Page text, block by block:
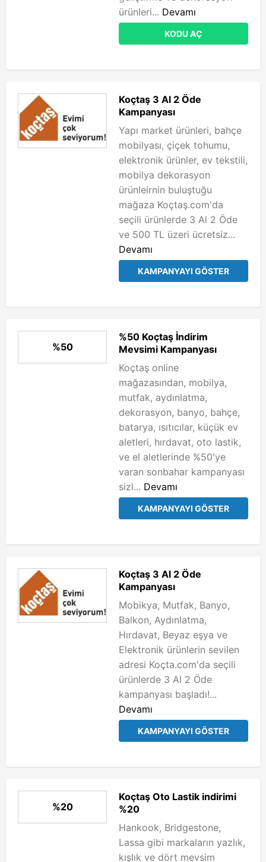
ürünleri... Devamı
KODU AÇ
Koçtaş 3 Al 2 Öde
Kampanyası
Yapı market ürünleri, bahçe
mobilyası, çiçek tohumu,
elektronik ürünler, ev tekstili,
mobilya dekorasyon
ürünleirnin buluştuğu
mağaza Koçtaş.com'da
seçili ürünlerde 3 Al 2 Öde
ve 500 TL üzeri ücretsiz...
Devamı
KAMPANYAYI GÖSTER
%50
%50 Koçtaş İndirim
Mevsimi Kampanyası
Koçtaş online
mağazasından, mobilya,
mutfak, aydınlatma,
dekorasyon, banyo, bahçe,
batarya, ısıtıcılar, küçük ev
aletleri, hırdavat, oto lastik,
ve el aletlerinde %50'ye
varan sonbahar kampanyası
sizl... Devamı
KAMPANYAYI GÖSTER
Koçtaş 3 Al 2 Öde
Kampanyası
Mobikya, Mutfak, Banyo,
Balkon, Aydınlatma,
Hırdavat, Beyaz eşya ve
Elektronik ürünlerin sevilen
adresi Koçta.com'da seçili
ürünlerde 3 Al 2 Öde
kampanyası başladı!...
Devamı
KAMPANYAYI GÖSTER
%20
Koçtaş Oto Lastik indirimi
%20
Hankook, Bridgestone,
Lassa gibi markaların yazlık,
kışlık ve dört mevsim